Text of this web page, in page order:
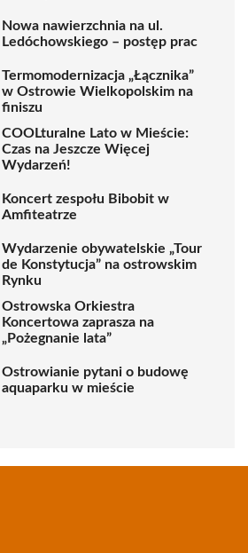
Nowa nawierzchnia na ul.
Ledóchowskiego – postęp prac
Termomodernizacja „Łącznika”
w Ostrowie Wielkopolskim na
finiszu
COOLturalne Lato w Mieście:
Czas na Jeszcze Więcej
Wydarzeń!
Koncert zespołu Bibobit w
Amfiteatrze
Wydarzenie obywatelskie „Tour
de Konstytucja” na ostrowskim
Rynku
Ostrowska Orkiestra
Koncertowa zaprasza na
„Pożegnanie lata”
Ostrowianie pytani o budowę
aquaparku w mieście